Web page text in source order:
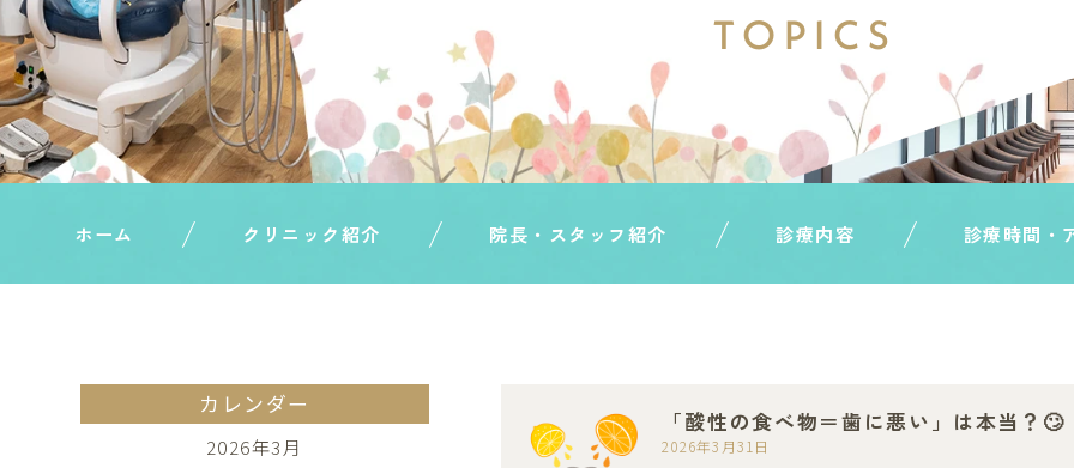
TOPICS
ホーム クリニック紹介 院長・スタッフ紹介 診療内容 診療時間・
「酸性の食べ物＝歯に悪い」は本当？🙄
2026年3月31日
カレンダー
2026年3月